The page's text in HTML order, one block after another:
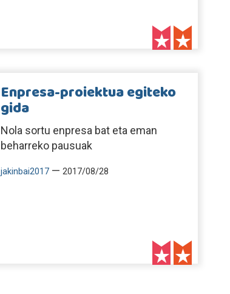
Enpresa-proiektua egiteko
gida
Nola sortu enpresa bat eta eman
beharreko pausuak
jakinbai2017 — 2017/08/28